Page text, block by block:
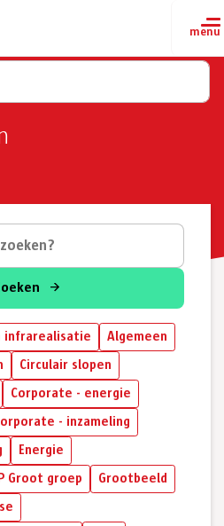
infrarealisatie
Algemeen
Circulair slopen
Corporate - energie
- inzameling
Energie
Groot groep
Grootbeeld